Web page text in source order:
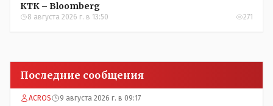
КТК – Bloomberg
8 августа 2026 г. в 13:50 271
Последние сообщения
ACROS 9 августа 2026 г. в 09:17